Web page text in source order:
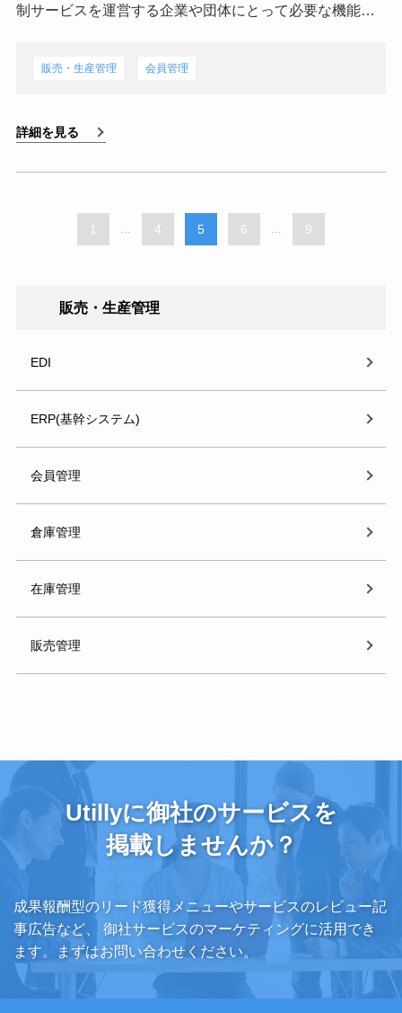
制サービスを運営する企業や団体にとって必要な機能…
販売・生産管理 会員管理
詳細を見る
1 4 5 6 9
販売・生産管理
EDI
ERP(基幹システム)
会員管理
倉庫管理
在庫管理
販売管理
Utillyに御社のサービスを
掲載しませんか？
成果報酬型のリード獲得メニューやサービスのレビュー記
事広告など、
御社サービスのマーケティングに活用でき
ます。まずはお問い合わせください。